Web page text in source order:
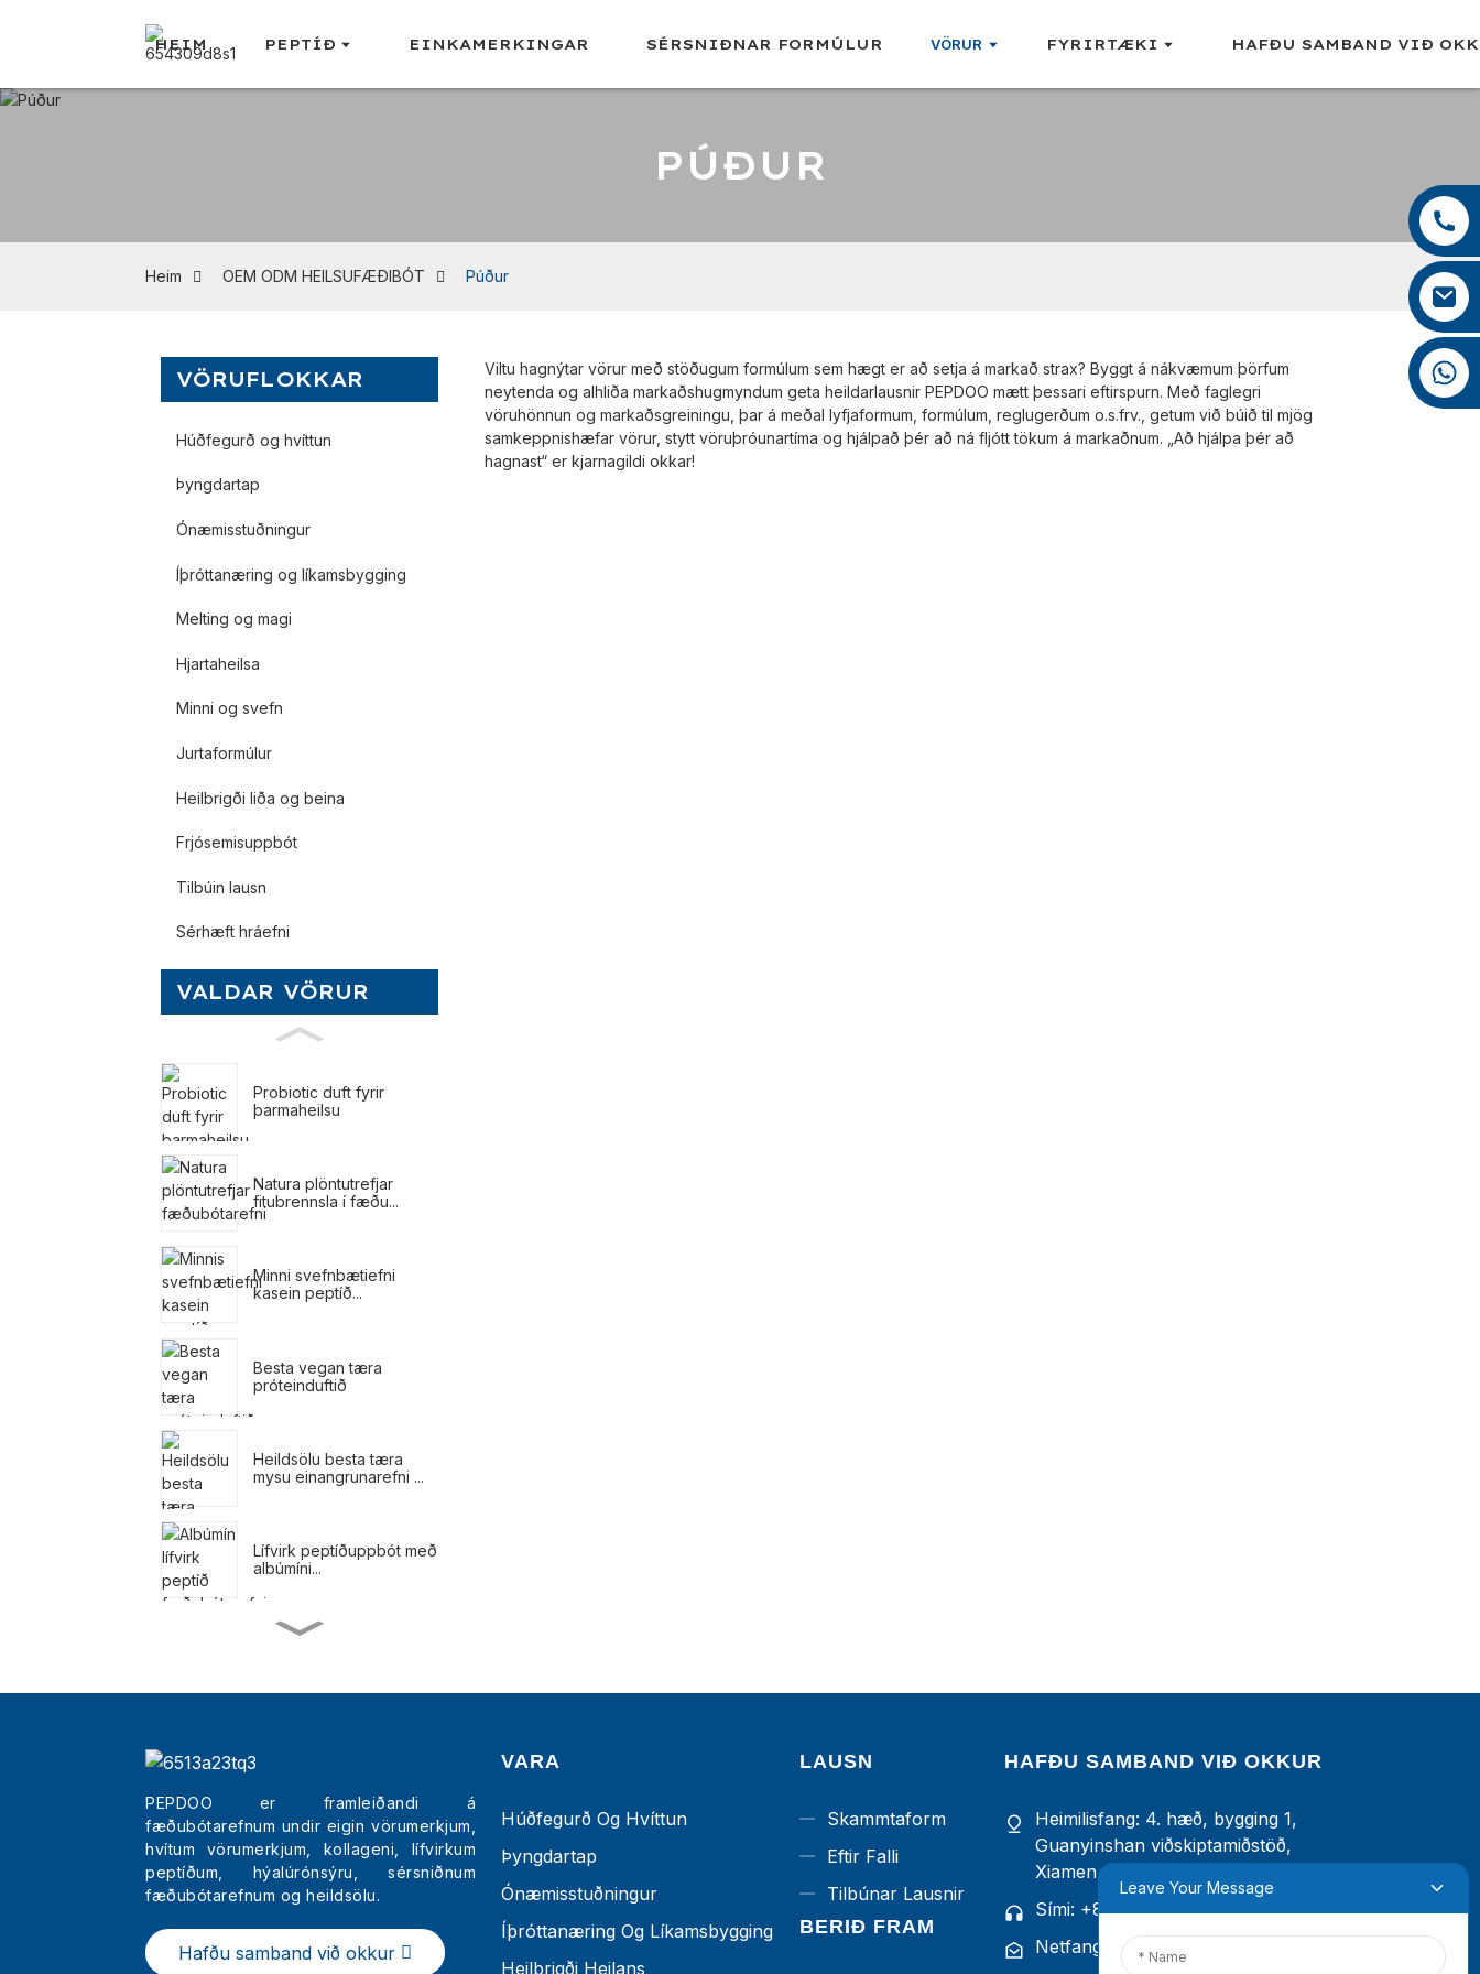
HEIM PEPTÍÐ EINKAMERKINGAR SÉRSNIÐNAR FORMÚLUR VÖRUR FYRIRTÆKI HAFÐU SAMBAND VIÐ
+86 0592 5599526
+86 18965423693
PÚÐUR
Heim OEM ODM HEILSUFÆÐIBÓT Púður
VÖRUFLOKKAR
Húðfegurð og hvíttun
Þyngdartap
Ónæmisstuðningur
Íþróttanæring og líkamsbygging
Melting og magi
Hjartaheilsa
Minni og svefn
Jurtaformúlur
Heilbrigði liða og beina
Frjósemisuppbót
Tilbúin lausn
Sérhæft hráefni
VALDAR VÖRUR
Probiotic duft fyrir
þarmaheilsu
Natura plöntutrefjar
fitubrennsla í fæðu...
Minni svefnbætiefni
kasein peptíð...
Besta vegan tæra
próteinduftið
Heildsölu besta tæra
mysu einangrunarefni ...
Lífvirk peptíðuppbót með
albúmíni...
fyrir þyngdartap
Heildsölu Bestu
Fegurðartrípeptíðlitir ...
Viltu hagnýtar vörur með stöðugum formúlum sem hægt er að setja á markað strax? Byggt á nákvæmum þörfum
neytenda og alhliða markaðshugmyndum geta heildarlausnir PEPDOO mætt þessari eftirspurn. Með faglegri
vöruhönnun og markaðsgreiningu, þar á meðal lyfjaformum, formúlum, reglugerðum o.s.frv., getum við búið til mjög
samkeppnishæfar vörur, stytt vöruþróunartíma og hjálpað þér að ná fljótt tökum á markaðnum. „Að hjálpa þér að
hagnast“ er kjarnagildi okkar!
PEPDOO er framleiðandi á
fæðubótarefnum undir eigin vörumerkjum,
hvítum vörumerkjum, kollageni, lífvirkum
peptíðum, hýalúrónsýru, sérsniðnum
fæðubótarefnum og heildsölu.
Hafðu samband við okkur
VARA
Húðfegurð Og Hvíttun
Þyngdartap
Ónæmisstuðningur
Íþróttanæring Og Líkamsbygging
Heilbrigði Heilans
LAUSN
Skammtaform
Eftir Falli
Tilbúnar Lausnir
BERIÐ FRAM
HAFÐU SAMBAND VIÐ OKKUR
Heimilisfang: 4. hæð, bygging 1,
Guanyinshan viðskiptamiðstöð,
Xiamen, Fujian, Kína
Sími: +86 18965423693
Netfang: mina.cao@foxmail.com
Leave Your Message